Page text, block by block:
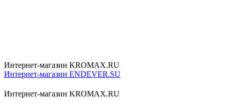
Интернет-магазин KROMAX.RU
Интернет-магазин ENDEVER.SU
Интернет-магазин KROMAX.RU